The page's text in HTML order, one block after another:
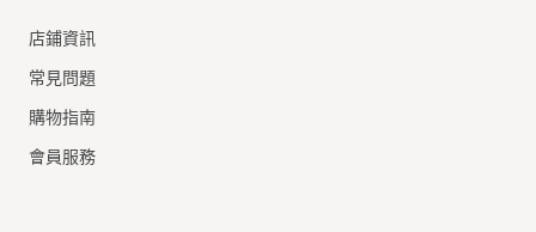
店鋪資訊
常見問題
購物指南
會員服務